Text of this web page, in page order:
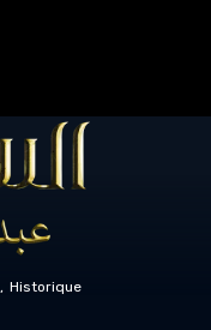
Historique